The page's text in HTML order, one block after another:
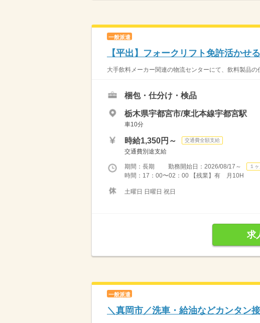
一般派遣
【平出】フォークリフト免許活かせ
大手飲料メーカー関連の物流センターにて、飲料製品
梱包・仕分け・検品
栃木県宇都宮市/東北本線宇都宮駅
車10分
時給1,350円～ 交通費全額支給
交通費別途支給
期間：長期 勤務開始日：2026/08/17～ １
時間：17：00〜02：00 【残業】有 月10H
土曜日 日曜日 祝日
求
一般派遣
＼真岡市／洗車・給油などカンタン